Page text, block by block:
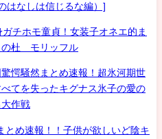
はなしは信じるな編）]
ホモ童貞！女装子オネエ的ま
の杜 モリッフル
愕騒然まとめ速報！超氷河期世
てを失ったキグナス氷子の愛の
作戦
とめ速報！！子供が欲しいど陰キ